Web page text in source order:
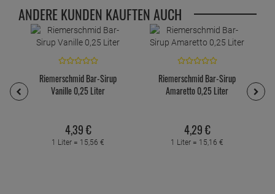
ANDERE KUNDEN KAUFTEN AUCH
Riemerschmid Bar-Sirup
Vanille 0,25 Liter
4,39€
1 Liter = 15,56 €
Riemerschmid Bar-Sirup
Amaretto 0,25 Liter
4,29€
1 Liter = 15,16 €